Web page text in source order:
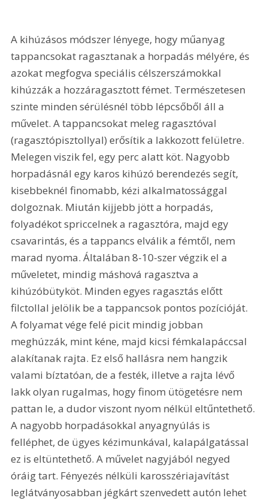
A kihúzásos módszer lényege, hogy műanyag
tappancsokat ragasztanak a horpadás mélyére, és
azokat megfogva speciális célszerszámokkal
kihúzzák a hozzáragasztott fémet. Természetesen
szinte minden sérülésnél több lépcsőből áll a
művelet. A tappancsokat meleg ragasztóval
(ragasztópisztollyal) erősítik a lakkozott felületre.
Melegen viszik fel, egy perc alatt köt. Nagyobb
horpadásnál egy karos kihúzó berendezés segít,
kisebbeknél finomabb, kézi alkalmatossággal
dolgoznak. Miután kijjebb jött a horpadás,
folyadékot spriccelnek a ragasztóra, majd egy
csavarintás, és a tappancs elválik a fémtől, nem
marad nyoma. Általában 8-10-szer végzik el a
műveletet, mindig máshová ragasztva a
kihúzóbütyköt. Minden egyes ragasztás előtt
filctollal jelölik be a tappancsok pontos pozícióját.
A folyamat vége felé picit mindig jobban
meghúzzák, mint kéne, majd kicsi fémkalapáccsal
alakítanak rajta. Ez első hallásra nem hangzik
valami bíztatóan, de a festék, illetve a rajta lévő
lakk olyan rugalmas, hogy finom ütögetésre nem
pattan le, a dudor viszont nyom nélkül eltűntethető.
A nagyobb horpadásokkal anyagnyúlás is
felléphet, de ügyes kézimunkával, kalapálgatással
ez is eltüntethető. A művelet nagyjából negyed
óráig tart. Fényezés nélküli karosszériajavítást
leglátványosabban jégkárt szenvedett autón lehet